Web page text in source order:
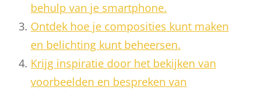
behulp van je smartphone.
Ontdek hoe je composities kunt maken
en belichting kunt beheersen.
Krijg inspiratie door het bekijken van
voorbeelden en bespreken van